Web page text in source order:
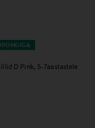
D Pink, 5-7aastastele